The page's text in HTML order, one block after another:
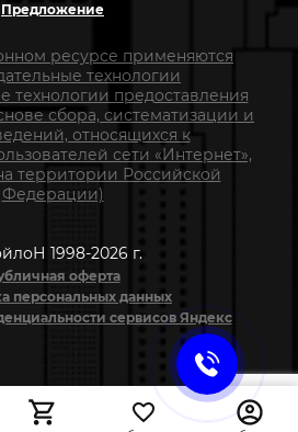
Предложение
ресурсе применяются
технологии
технологии предоставления
сбора, систематизации и
относящихся к
сети «Интернет»,
территории Российской
Федерации)
1998-2026 г.
оферта
персональных данных
сервисов Яндекс